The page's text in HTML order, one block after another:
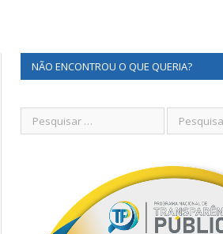
NÃO ENCONTROU O QUE QUERIA?